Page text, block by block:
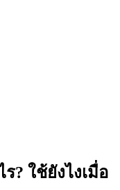
? ใช้ยังไงเมื่อ